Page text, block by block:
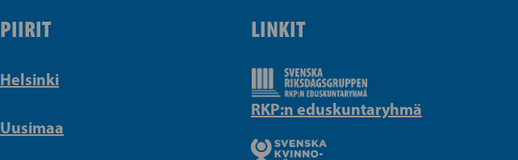
PIIRIT
Helsinki
Uusimaa
LINKIT
RKP:n eduskuntaryhmä